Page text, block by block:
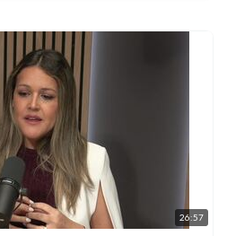
26:57